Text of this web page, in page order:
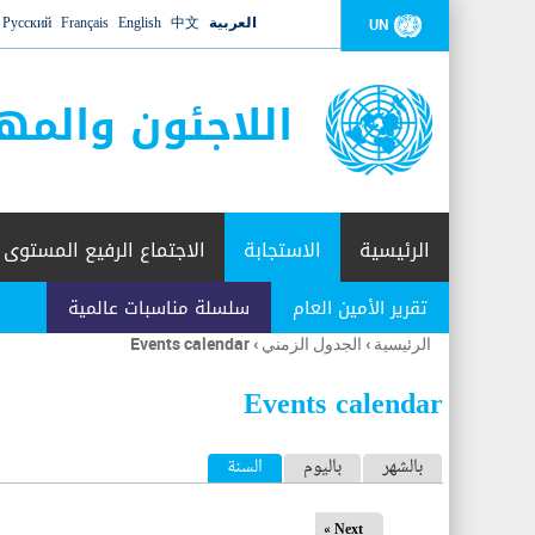
UN العربية 中文
English
Français
Русский
اللاجئون
الرئيسية الاستجابة
تقرير الأمين العام سلسلة مناسبات عالمية
الاجتماع الرفيع المستوى
أنت
هنا
الرئيسية › الجدول الزمني ›
Events calendar
Events calendar
ا بالشهر باليوم السنة (علامة التبويب النشطة)